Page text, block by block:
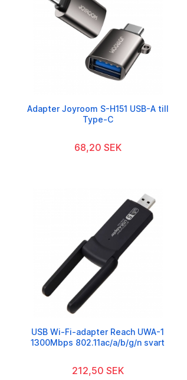
Adapter Joyroom S-H151 USB-A till
Type-C
68,20 SEK
USB Wi-Fi-adapter Reach UWA-1
1300Mbps 802.11ac/a/b/g/n svart
212,50 SEK